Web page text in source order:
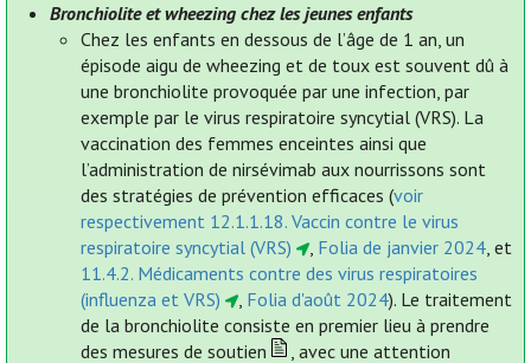
Bronchiolite et wheezing chez les jeunes enfants
Chez les enfants en dessous de l’âge de 1 an, un
épisode aigu de wheezing et de toux est souvent dû à
une bronchiolite provoquée par une infection, par
exemple par le virus respiratoire syncytial (VRS). La
vaccination des femmes enceintes ainsi que
l’administration de nirsévimab aux nourrissons sont
des stratégies de prévention efficaces (voir
respectivement 12.1.1.18. Vaccin contre le virus
respiratoire syncytial (VRS)
, Folia de janvier 2024, et
11.4.2. Médicaments contre des virus respiratoires
(influenza et VRS)
, Folia d'août 2024). Le traitement
de la bronchiolite consiste en premier lieu à prendre
des mesures de soutien
, avec une attention